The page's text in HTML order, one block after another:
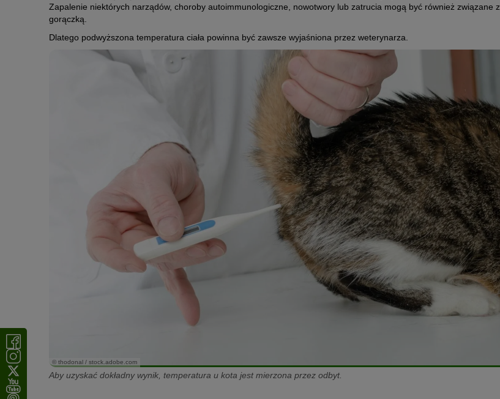
Zapalenie niektórych narządów, choroby autoimmunologiczne, nowotwory lub zatrucia mogą być również związane z
gorączką.
Dlatego podwyższona temperatura ciała powinna być zawsze wyjaśniona przez weterynarza.
© thodonal / stock.adobe.com
Aby uzyskać dokładny wynik, temperatura u kota jest mierzona przez odbyt.